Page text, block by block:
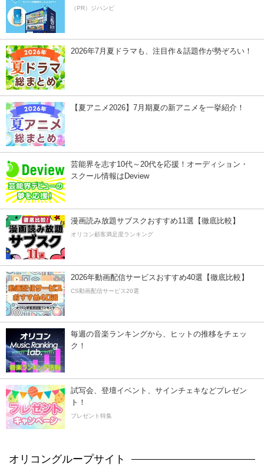
（PR）ジハンピ
2026年7月夏ドラマも、注目作＆話題作が勢ぞろい！
【夏アニメ2026】7月期夏の新アニメを一挙紹介！
芸能界を志す10代～20代を応援！オーディション・
スクール情報はDeview
漫画読み放題サブスクおすすめ11選【徹底比較】
オリコン顧客満足度ランキング
2026年動画配信サービスおすすめ40選【徹底比較】
CS動画配信サービス20選
毎週の音楽ランキングから、ヒットの推移をチェッ
ク！
試写会、登壇イベント、サインチェキなどプレゼン
ト！
プレゼント特集
オリコングループサイト